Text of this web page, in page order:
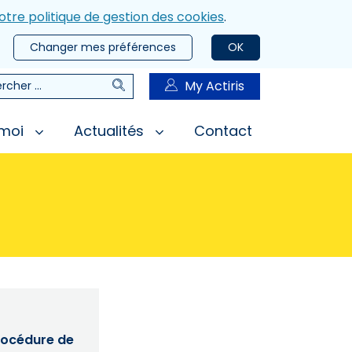
politique de gestion des cookies.
OK
Changer mes préférences
RechercherMy Actiris
Actualités Contact
de